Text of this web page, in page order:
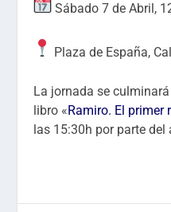
Sábado 7 de Abril,
Plaza de España,
La jornada se
libro «Ramiro. El primer
las 15:30h por parte del